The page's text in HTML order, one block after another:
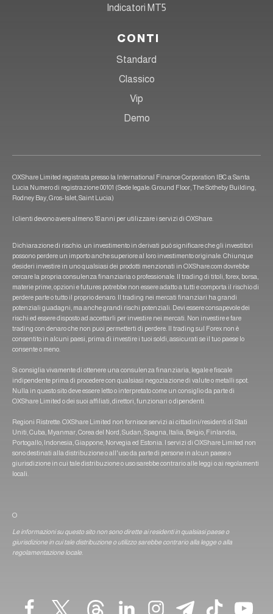
Indicatori MT5
CONTI
Standard
Classico
Vip
Demo
OXShare Limited registrata presso la International Finance Corporation IBC a Santa
Lucia Numero di registrazione 00101 (Sede legale: Ground Floor, The Sotheby Building,
Rodney Bay, Gros-Islet, Saint Lucia)
I clienti devono avere almeno 18 anni per utilizzare i servizi di OXShare.
Dichiarazione di rischio: un investimento in derivati può significare che gli investitori
possono perdere un importo anche superiore al loro investimento originale. Chiunque
desideri investire in uno qualsiasi dei prodotti menzionati in OXShare.com dovrebbe
cercare la propria consulenza finanziaria o professionale. Il trading di titoli, forex, borsa,
materie prime, opzioni e futures potrebbe non essere adatto a tutti e comporta il rischio di
perdere parte o tutto il proprio denaro. Il trading nei mercati finanziari ha grandi
potenziali guadagni, ma anche grandi rischi potenziali. Devi essere consapevole dei
rischi ed essere disposto ad accettarli per investire nei mercati. Non investire e fare
trading con denaro che non puoi permetterti di perdere. Il trading sul Forex non è
consentito in alcuni paesi, prima di investire i tuoi soldi, assicurati se il tuo paese lo
consente o meno.
Si consiglia vivamente di ottenere una consulenza finanziaria, legale e fiscale
indipendente prima di procedere con qualsiasi negoziazione di valute o metalli spot.
Nulla in questo sito deve essere letto o interpretato come un consiglio da parte di
OXShare Limited o dei suoi affiliati, direttori, funzionari o dipendenti.
Regioni Ristrette: OXShare Limited non fornisce servizi ai cittadini/residenti di Stati
Uniti, Cuba, Myanmar, Corea del Nord, Sudan, Spagna, Italia, Belgio, Finlandia,
Portogallo, Indonesia, Giappone, Norvegia ed Estonia. I servizi di OXShare Limited non
sono destinati alla distribuzione o all'uso da parte di persone in alcun paese o
giurisdizione in cui tale distribuzione o uso sarebbe contrario alle leggi o ai regolamenti
locali.
O
Le informazioni su questo sito non sono dirette ai residenti in qualsiasi paese o
giurisdizione in cui tale distribuzione o utilizzo sarebbe contrario alla legge o alla
regolamentazione locale.